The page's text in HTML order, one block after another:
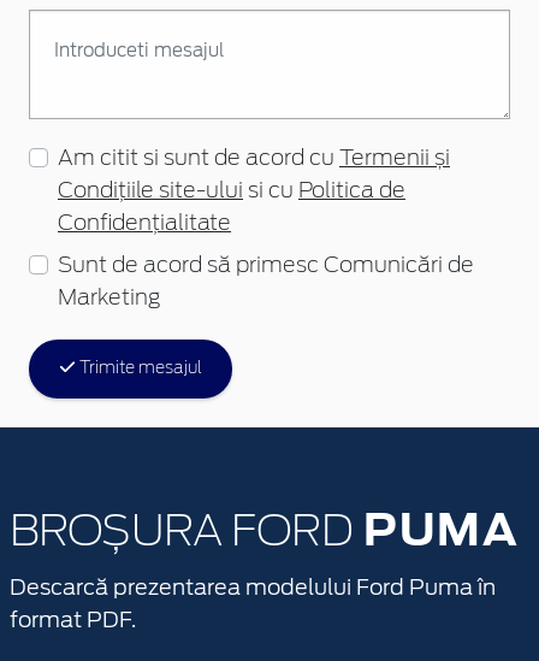
Am citit si sunt de acord cu
Termenii și
Condițiile site-ului si cu Politica de
Confidențialitate
Sunt de acord să primesc Comunicări de
Marketing
Trimite mesajul
BROȘURA FORD PUMA
Descarcă prezentarea modelului Ford Puma în
format PDF.